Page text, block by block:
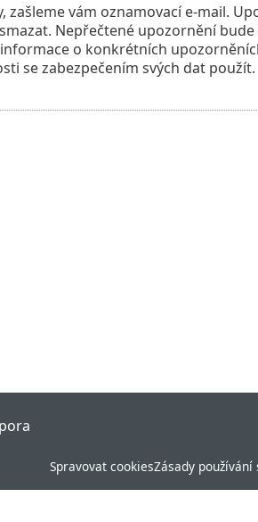
zašleme vám oznamovací e-mail.
Nepřečtené upozornění
o konkrétních
se zabezpečením svých dat použít.
Spravovat cookiesZásady